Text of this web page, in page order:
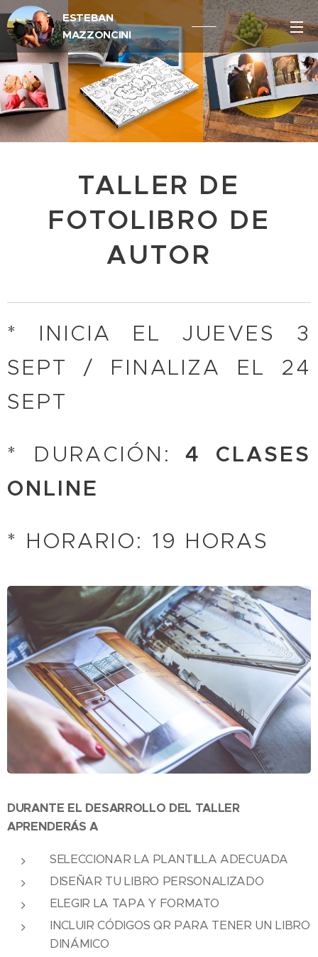
ESTEBAN
MAZZONCINI
TALLER DE
FOTOLIBRO DE
AUTOR
* INICIA EL JUEVES 3
SEPT / FINALIZA EL 24
SEPT
* DURACIÓN:
4 CLASES
ONLINE
* HORARIO: 19 HORAS
DURANTE EL DESARROLLO DEL TALLER
APRENDERÁS A
SELECCIONAR LA PLANTILLA ADECUADA
DISEÑAR TU LIBRO PERSONALIZADO
ELEGIR LA TAPA Y FORMATO
INCLUIR CÓDIGOS QR PARA TENER UN LIBRO
DINÁMICO